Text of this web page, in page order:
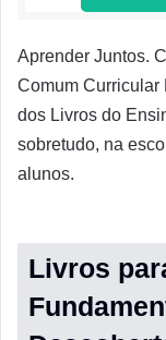
Aprender Juntos.
Comum Curricular
dos Livros do
sobretudo, na
alunos.
Livros